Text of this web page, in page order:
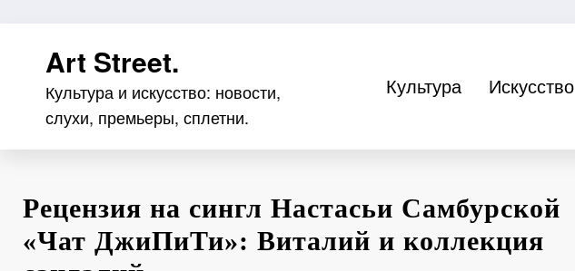
содержимомуArt Street.
Культура и искусство: новости,
слухи, премьеры, сплетни.
Культура Искусство
Рецензия на сингл Настасьи Самбурской
«Чат ДжиПиТи»: Виталий и коллекция